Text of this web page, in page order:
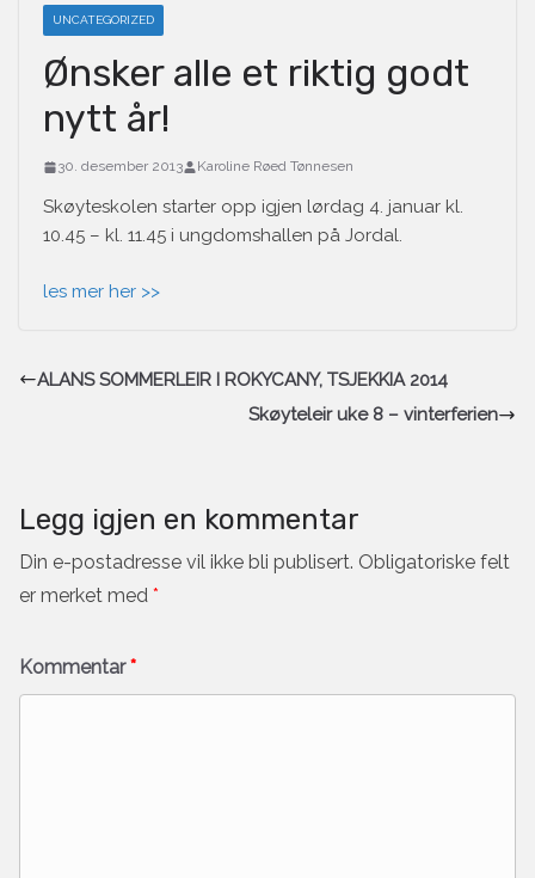
UNCATEGORIZED
Ønsker alle et riktig godt
nytt år!
30. desember 2013 Karoline Røed Tønnesen
Skøyteskolen starter opp igjen lørdag 4. januar kl.
10.45 – kl. 11.45 i ungdomshallen på Jordal.
les mer her >>
ALANS SOMMERLEIR I ROKYCANY, TSJEKKIA 2014
Skøyteleir uke 8 – vinterferien
Legg igjen en kommentar
Din e-postadresse vil ikke bli publisert. Obligatoriske felt
er merket med *
Kommentar*